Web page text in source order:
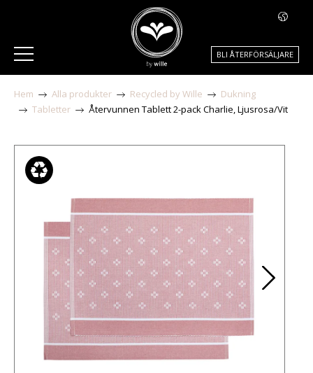
BLI ÅTERFÖRSÄLJARE
Hem Alla produkter Recycled by Wille
Dukning
Tabletter
Återvunnen Tablett 2-pack Charlie, Ljusrosa/Vit